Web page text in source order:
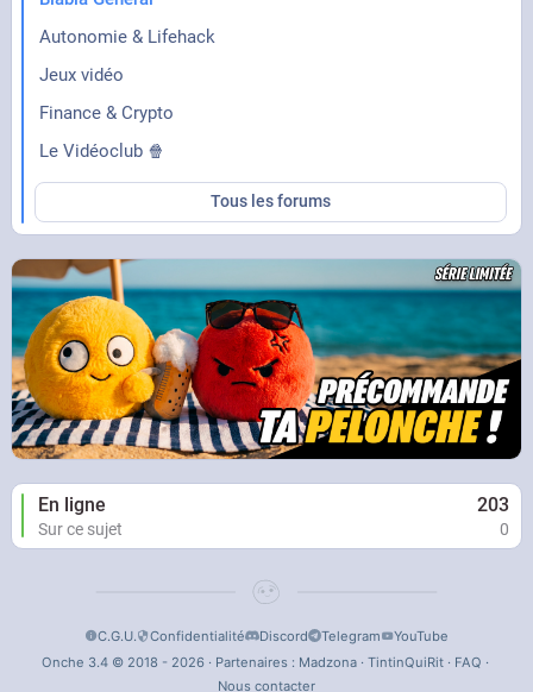
Autonomie & Lifehack
Jeux vidéo
Finance & Crypto
Le Vidéoclub 🍿
Tous les forums
En ligne 203
Sur ce sujet 0
C.G.U. Confidentialité Discord Telegram
YouTube
Onche 3.4 © 2018 - 2026 · Partenaires : Madzona· TintinQuiRit· FAQ ·
Nous contacter